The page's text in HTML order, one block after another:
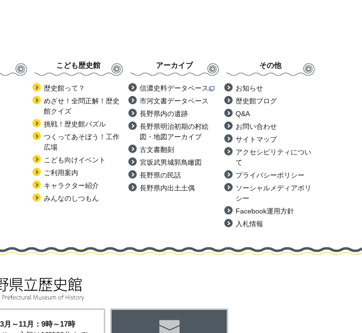
こども歴史館
歴史館って？
めざせ！全問正解！歴史
館クイズ
挑戦！歴史館パズル
つくってあそぼう！工作
広場
こども向けイベント
ご利用案内
キャラクター紹介
みんなのしつもん
アーカイブ
信濃史料データベース
市河文書データベース
長野県内の遺跡
長野県明治初期の村絵
図・地図アーカイブ
古文書翻刻
宮坂武男城郭鳥瞰図
長野県の民話
長野県内出土土偶
その他
お知らせ
歴史館ブログ
Q&A
お問い合わせ
サイトマップ
アクセシビリティについ
て
プライバシーポリシー
ソーシャルメディアポリ
シー
Facebook運用方針
入札情報
3月～11月：9時～17時